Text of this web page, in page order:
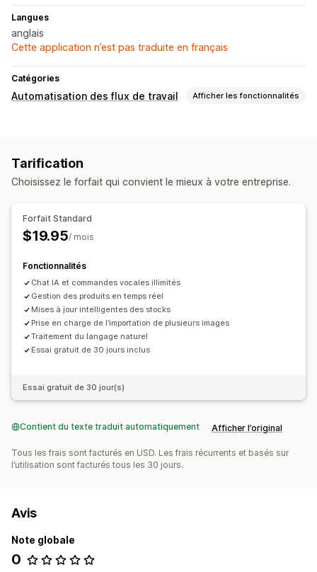
Langues
anglais
Cette application n’est pas traduite en français
Catégories
Automatisation des flux de travail Afficher les fonctionnalités
Tarification
Choisissez le forfait qui convient le mieux à votre entreprise.
Forfait Standard
$19.95/ mois
Fonctionnalités
Chat IA et commandes vocales illimités
Gestion des produits en temps réel
Mises à jour intelligentes des stocks
Prise en charge de l’importation de plusieurs images
Traitement du langage naturel
Essai gratuit de 30 jours inclus
Essai gratuit de 30 jour(s)
Contient du texte traduit automatiquement Afficher l’original
Tous les frais sont facturés en USD. Les frais récurrents et basés sur
l’utilisation sont facturés tous les 30 jours.
Avis
Note globale
0